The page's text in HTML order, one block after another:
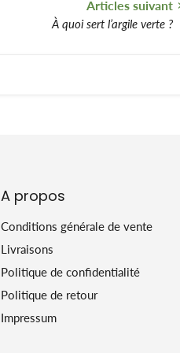
Articles suivant
À quoi sert l’argile verte ?
A propos
Conditions générale de vente
Livraisons
Politique de confidentialité
Politique de retour
Impressum